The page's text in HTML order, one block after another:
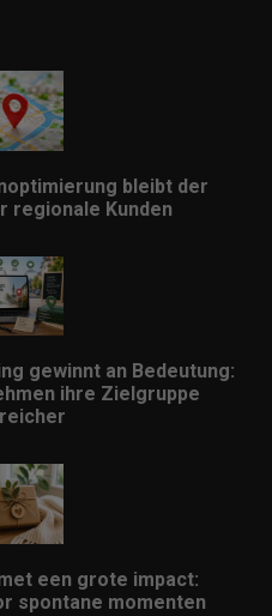
bleibt der
regionale Kunden
gewinnt an Bedeutung:
ihre Zielgruppe
een grote impact:
spontane momenten